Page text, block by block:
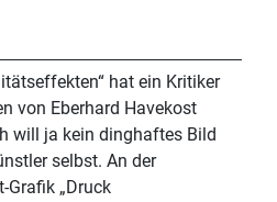
hat ein Kritiker
von Eberhard Havekost
will ja kein dinghaftes Bild
selbst. An der
„Druck